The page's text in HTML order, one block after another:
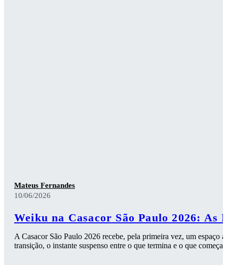
Mateus Fernandes
10/06/2026
Weiku na Casacor São Paulo 2026:
A Casacor São Paulo 2026 recebe, pela primeira vez, um espaço
transição, o instante suspenso entre o que termina e o que